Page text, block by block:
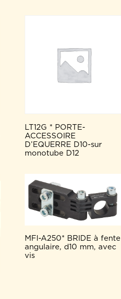
LT12G * PORTE-
ACCESSOIRE
D’EQUERRE D10-sur
monotube D12
MFI-A250* BRIDE à fente
angulaire, d10 mm, avec
vis